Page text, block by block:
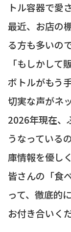
トル容器で愛
最近、お店の
る方も多いの
「もしかして
ボトルがもう
切実な声がネ
2026年現在、
うなっている
庫情報を優し
皆さんの「食
って、徹底的
お付き合いく